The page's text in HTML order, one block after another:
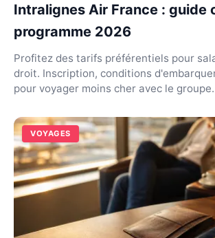
Intralignes Air France : guide
programme 2026
Profitez des tarifs préférentiels pour
droit. Inscription, conditions
pour voyager moins cher avec le groupe.
VOYAGES